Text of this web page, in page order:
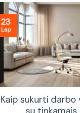
Kaip sukurti darbo
23
Lap